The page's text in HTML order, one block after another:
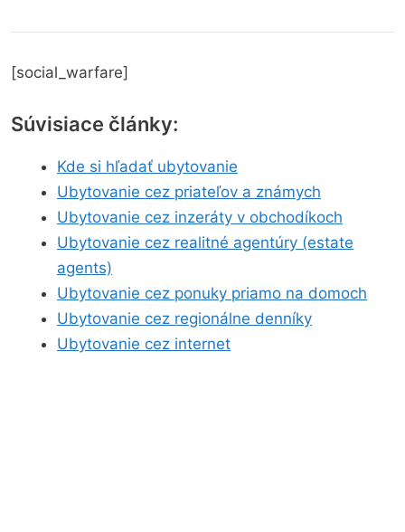
[social_warfare]
Súvisiace články:
Kde si hľadať ubytovanie
Ubytovanie cez priateľov a známych
Ubytovanie cez inzeráty v obchodíkoch
Ubytovanie cez realitné agentúry (estate
agents)
Ubytovanie cez ponuky priamo na domoch
Ubytovanie cez regionálne denníky
Ubytovanie cez internet